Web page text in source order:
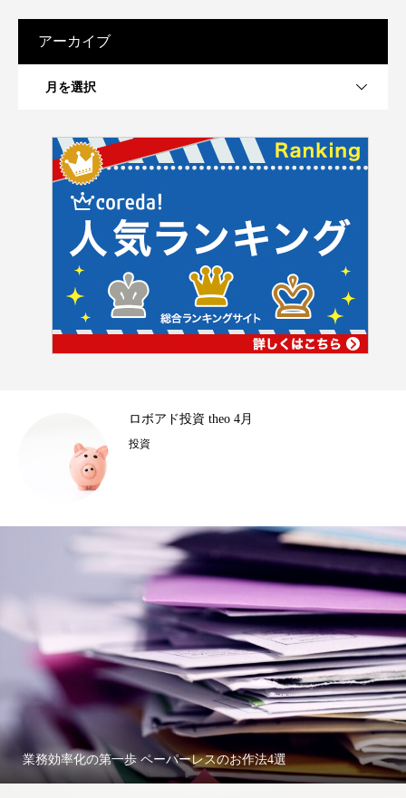
アーカイブ
月を選択
ロボアド投資 theo 4月
投資
業務効率化の第一歩 ペーパーレスのお作法4選